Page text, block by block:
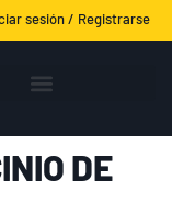
sesión / Registrarse
DE